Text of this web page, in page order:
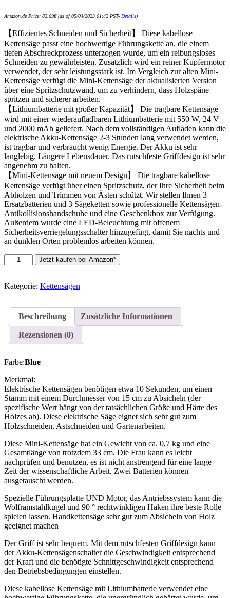
Amazon.de Price: 82,69€(as of 05/04/2023 01:42 PST- Details)
【Effizientes Schneiden und Sicherheit】 Diese kabellose
Kettensäge passt eine hochwertige Führungskette an, die einem
tiefen Abschreckprozess unterzogen wurde, um ein reibungsloses
Schneiden zu gewährleisten. Zusätzlich wird ein reiner Kupfermotor
verwendet, der sehr leistungsstark ist. Im Vergleich zur alten Mini-
Kettensäge verfügt die Mini-Kettensäge der aktualisierten Version
über eine Spritzschutzwand, um zu verhindern, dass Holzspäne
spritzen und sicherer arbeiten.
【Lithiumbatterie mit großer Kapazität】 Die tragbare Kettensäge
wird mit einer wiederaufladbaren Lithiumbatterie mit 550 W, 24 V
und 2000 mAh geliefert. Nach dem vollständigen Aufladen kann die
elektrische Akku-Kettensäge 2-3 Stunden lang verwendet werden,
ist tragbar und verbraucht wenig Energie. Der Akku ist sehr
langlebig. Längere Lebensdauer. Das rutschfeste Griffdesign ist sehr
angenehm zu halten.
【Mini-Kettensäge mit neuem Design】 Die tragbare kabellose
Kettensäge verfügt über einen Spritzschutz, der Ihre Sicherheit beim
Abholzen und Trimmen von Ästen schützt. Wir stellen Ihnen 3
Ersatzbatterien und 3 Sägeketten sowie professionelle Kettensägen-
Antikollisionshandschuhe und eine Geschenkbox zur Verfügung.
Außerdem wurde eine LED-Beleuchtung mit offenem
Sicherheitsverriegelungsschalter hinzugefügt, damit Sie nachts und
an dunklen Orten problemlos arbeiten können.
Wiederaufladbare
Mini-
Lithium-
elektrische
24-
4-
Mini-
handgehaltene…
Menge
Jetzt kaufen bei Amazon*
Kategorie: Kettensägen
Beschreibung Zusätzliche Informationen
Rezensionen (0)
Farbe:Blue
Merkmal:
Elektrische Kettensägen benötigen etwa 10 Sekunden, um einen
Stamm mit einem Durchmesser von 15 cm zu Absicheln (der
spezifische Wert hängt von der tatsächlichen Größe und Härte des
Holzes ab). Diese elektrische Säge eignet sich sehr gut zum
Holzschneiden, Astschneiden und Gartenarbeiten.
Diese Mini-Kettensäge hat ein Gewicht von ca. 0,7 kg und eine
Gesamtlänge von trotzdem 33 cm. Die Frau kann es leicht
nachprüfen und benutzen, es ist nicht anstrengend für eine lange
Zeit der wissenschaftliche Arbeit. Zwei Batterien können
ausgetauscht werden.
Spezielle Führungsplatte UND Motor, das Antriebssystem kann die
Wolframstahlkugel und 90 ° rechtwinkligen Haken ihre beste Rolle
spielen lassen. Handkettensäge sehr gut zum Absicheln von Holz
geeignet machen
Der Griff ist sehr bequem. Mit dem rutschfesten Griffdesign kann
der Akku-Kettensägenschalter die Geschwindigkeit entsprechend
der Kraft und die benötigte Schnittgeschwindigkeit entsprechend
den Betriebsbedingungen einstellen.
Diese kabellose Kettensäge mit Lithiumbatterie verwendet eine